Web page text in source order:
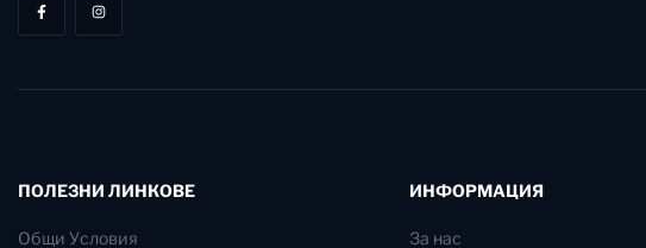
ПОЛЕЗНИ ЛИНКОВЕ
Общи Условия
ИНФОРМАЦИЯ
За нас